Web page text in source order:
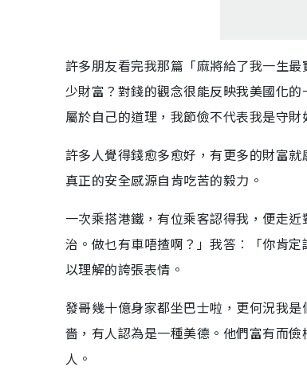
許多朋友看完我那篇「麻將給了我一生
少財富？對錢的觀念很能反映我美國化
屬於自己的道理，我節儉不代表我是守財
許多人覺得錢愈多愈好，有更多的財富
真正的安全感源自肯吃苦的毅力。
一次乘搭港鐵，有位乘客認得我，便走
治。做乜有車唔揸啊？」我答︰「你肯
以理解的誇張表情。
發哥幾十億身家都坐巴士啦，更何況我
嗇，有人認為是一種美德。他們富有而
人。